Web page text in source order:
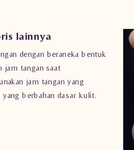
lainnya
dengan beraneka bentuk
jam tangan saat
jam tangan yang
berbahan dasar kulit.